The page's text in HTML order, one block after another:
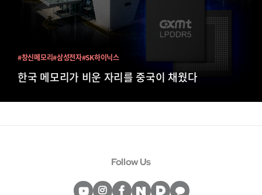
한국 메모리가 비운 자리를 중국이 채웠다
#창신메모리#삼성전자#SK하이닉스
Follow Us